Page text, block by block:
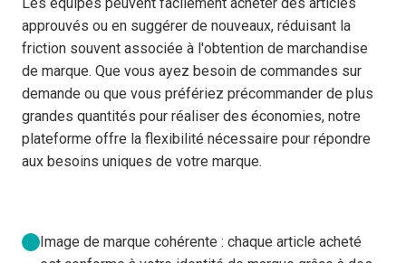
approuvés ou en suggérer de nouveaux, réduisant la
friction souvent associée à l'obtention de marchandise
de marque. Que vous ayez besoin de commandes sur
demande ou que vous préfériez précommander de plus
grandes quantités pour réaliser des économies, notre
plateforme offre la flexibilité nécessaire pour répondre
aux besoins uniques de votre marque.
Image de marque cohérente : chaque article acheté